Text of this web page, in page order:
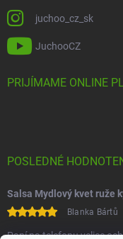
juchoo_cz_sk
JuchooCZ
PRIJÍMAME ONLINE
POSLEDNÉ
Salsa Mydlový kvet ruže
Blanka Bártů
Paní na telefonu velice